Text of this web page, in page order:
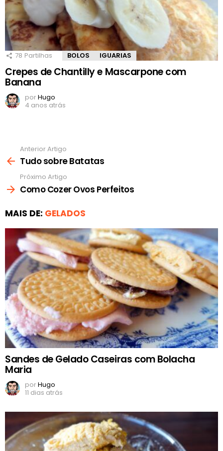
78 Partilhas BOLOS IGUARIAS
Crepes de Chantilly e Mascarpone com
Banana
porHugo
4 anos atrás
mais
Anterior Artigo
Tudo sobre Batatas
Próximo Artigo
Como Cozer Ovos Perfeitos
MAIS DE: GELADOS
Sandes de Gelado Caseiras com Bolacha
Maria
porHugo
11 dias atrás